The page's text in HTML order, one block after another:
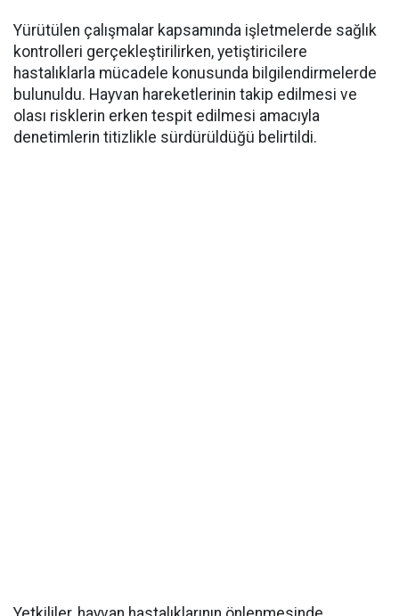
Yürütülen çalışmalar kapsamında işletmelerde sağlık
kontrolleri gerçekleştirilirken, yetiştiricilere
hastalıklarla mücadele konusunda bilgilendirmelerde
bulunuldu. Hayvan hareketlerinin takip edilmesi ve
olası risklerin erken tespit edilmesi amacıyla
denetimlerin titizlikle sürdürüldüğü belirtildi.